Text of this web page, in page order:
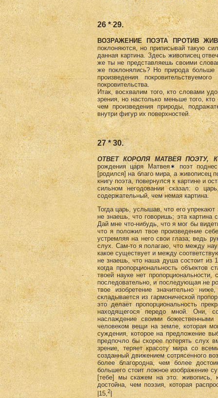
26 * 29.
ВОЗРАЖЕНИЕ ПОЭТА ПРОТИВ
поклоняются, но приписывай такую
данная картина. Здесь живописец
же ты не представляешь своими
же поклонялись? Но природа больше
произведения
покровительства.
Итак, восхвалим того, кто словами
зрения, но настолько меньше того,
чем произведения природы,
внутри фигур их поверхностей.
27 * 30.
ОТВЕТ КОРОЛЯ МАТВЕЯ ПОЭТУ,
рождения царя Матвея
поэт
[родился] на благо мира, а живописец
книгу поэта, повернулся к картине и
сильном негодовании сказал: о
содержательный, чем немая картина.
Тогда царь, услышав, что его
не знаешь, что говоришь; эта
Дай мне что-нибудь, что я мог бы
что я положил твое произведение
устремляя на него свои глаза; ведь
слух. Сам-то я полагаю, что между
какое существует и между
не знаешь, что наша душа состоит из
когда пропорциональность
твоей науке нет пропорциональности,
последовательно, и последующая не
твое изобретение значительно
складывается из гармонической
это делает пропорциональность
находящегося передо мной. Они,
наслаждение своими
человеком вещи на земле, которая
суждения, которое на предложение
предпочло бы скорее потерять слух
зрение, теряет красоту мира со
созданный движением сотрясенного
более благородна, чем более
большего стоит ложное изображение
[тебе] мы скажем на это: живопись,
достойна, чем поэзия, которая
|15,2